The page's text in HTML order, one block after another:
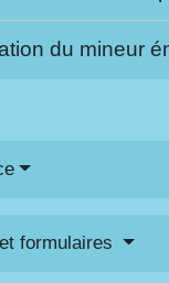
du mineur
formulaires